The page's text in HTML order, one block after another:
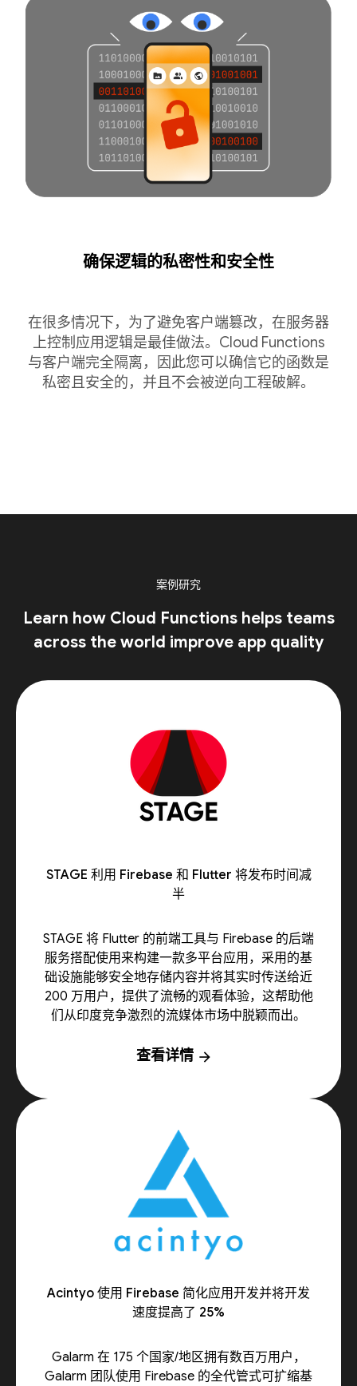
确保逻辑的私密性和安全性
在很多情况下，为了避免客户端篡改，在服务器
上控制应用逻辑是最佳做法。Cloud Functions
与客户端完全隔离，因此您可以确信它的函数是
私密且安全的，并且不会被逆向工程破解。
案例研究
Learn how Cloud Functions helps teams
across the world improve app quality
STAGE 利用 Firebase 和 Flutter 将发布时间减
半
STAGE 将 Flutter 的前端工具与 Firebase 的后端
服务搭配使用来构建一款多平台应用，采用的基
础设施能够安全地存储内容并将其实时传送给近
200 万用户，提供了流畅的观看体验，这帮助他
们从印度竞争激烈的流媒体市场中脱颖而出。
查看详情 arrow_forward
Acintyo 使用 Firebase 简化应用开发并将开发
速度提高了 25%
Galarm 在 175 个国家/地区拥有数百万用户，
Galarm 团队使用 Firebase 的全代管式可扩缩基